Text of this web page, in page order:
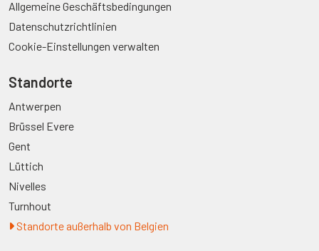
Allgemeine Geschäftsbedingungen
Datenschutzrichtlinien
Cookie-Einstellungen verwalten
Standorte
Antwerpen
Brüssel Evere
Gent
Lüttich
Nivelles
Turnhout
Standorte außerhalb von Belgien